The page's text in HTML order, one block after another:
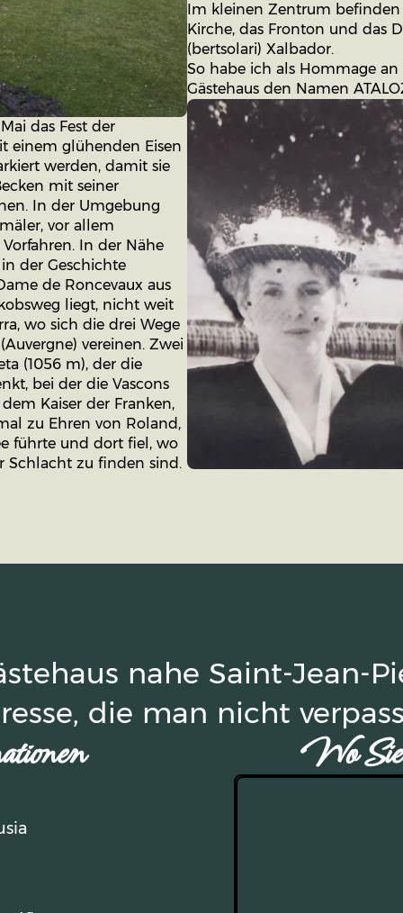
das Fest der
einem glühenden Eisen
werden, damit sie
mit seiner
In der Umgebung
vor allem
In der Nähe
der Geschichte
de Roncevaux aus
liegt, nicht weit
wo sich die drei Wege
vereinen. Zwei
(1056 m), der die
bei der die Vascons
Kaiser der Franken,
zu Ehren von Roland,
führte und dort fiel, wo
Schlacht zu finden sind.
Im kleinen Zentrum
Kirche, das Fronton und das
(bertsolari) Xalbador.
So habe ich als Hommage
Gästehaus den Namen
nahe Saint-Jean-
die man nicht
Wo